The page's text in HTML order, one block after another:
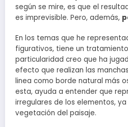
según se mire, es que el
es imprevisible. Pero, además,
En los temas que he
figurativos, tiene un
particularidad creo que ha
efecto que realizan las
linea como borde natural más
esta, ayuda a entender que
irregulares de los elementos,
vegetación del paisaje.